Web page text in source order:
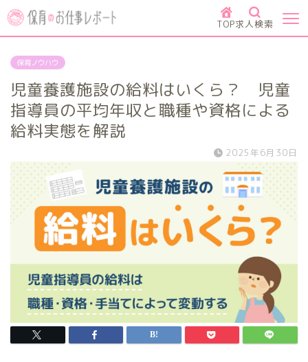
TOP求人検索
保育ノウハウ
児童養護施設の給料はいくら？ 児童
指導員の平均年収と職種や資格による
給料実態を解説
2025年6月30日